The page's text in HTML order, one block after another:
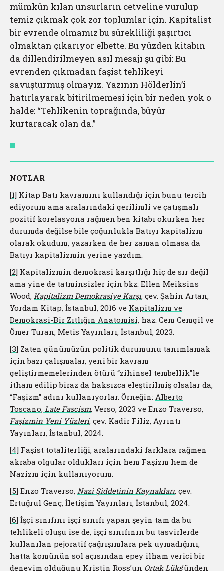
mümkün kılan unsurların cetveline vurulup
temiz çıkmak çok zor toplumlar için. Kapitalist
bir evrende olmamız bu sürekliliği şaşırtıcı
olmaktan çıkarıyor elbette. Bu yüzden kitabın
da dillendirilmeyen asıl mesajı şu gibi: Bu
evrenden çıkmadan faşist tehlikeyi
savuşturmuş olmayız. Yazının Hölderlin’i
hatırlayarak bitirilmemesi için bir neden yok o
halde: “Tehlikenin toprağında, büyür
kurtaracak olan da.”
NOTLAR
[1] Kitap Batı kavramını kullandığı için bunu tercih
ediyorum ama aralarındaki gerilimli ve çatışmalı
pozitif korelasyona rağmen ben kitabı okurken her
durumda değilse bile çoğunlukla Batıyı kapitalizm
olarak okudum, yazarken de her zaman olmasa da
Batıyı kapitalizmin yerine yazdım.
[2] Kapitalizmin demokrasi karşıtlığı hiç de sır değil
ama yine de tatminsizler için bkz: Ellen Meiksins
Wood, Kapitalizm Demokrasiye Karşı, çev. Şahin Artan,
Yordam Kitap, İstanbul, 2016 ve Kapitalizm ve
Demokrasi-Bir Zıtlığın Anatomisi, haz. Cem Cemgil ve
Ömer Turan, Metis Yayınları, İstanbul, 2023.
[3] Zaten günümüzün politik durumunu tanımlamak
için bazı çalışmalar, yeni bir kavram
geliştirmemelerinden ötürü “zihinsel tembellik”le
itham edilip biraz da haksızca eleştirilmiş olsalar da,
“Faşizm” adını kullanıyorlar. Örneğin: Alberto
Toscano, Late Fascism, Verso, 2023 ve Enzo Traverso,
Faşizmin Yeni Yüzleri, çev. Kadir Filiz, Ayrıntı
Yayınları, İstanbul, 2024.
[4] Faşist totaliterliği, aralarındaki farklara rağmen
akraba olgular oldukları için hem Faşizm hem de
Nazizm için kullanıyorum.
[5] Enzo Traverso, Nazi Şiddetinin Kaynakları, çev.
Ertuğrul Genç, İletişim Yayınları, İstanbul, 2024.
[6] İşçi sınıfını işçi sınıfı yapan şeyin tam da bu
tehlikeli oluşu ise de, işçi sınıfının bu tasvirlerde
kullanılan pejoratif çağrışımlara pek uymadığını,
hatta komünün sol açısından epey ilham verici bir
deneyim olduğunu Kristin Ross’un Ortak Lüks’ünden